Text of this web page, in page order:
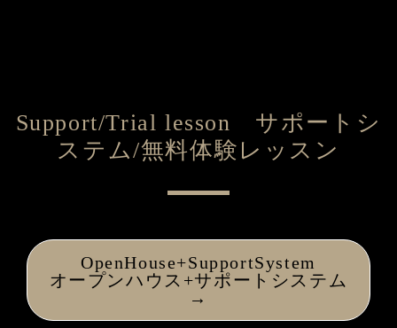
Support/Trial lesson サポートシ
ステム/無料体験レッスン
OpenHouse+SupportSystem
オープンハウス+サポートシステム
→